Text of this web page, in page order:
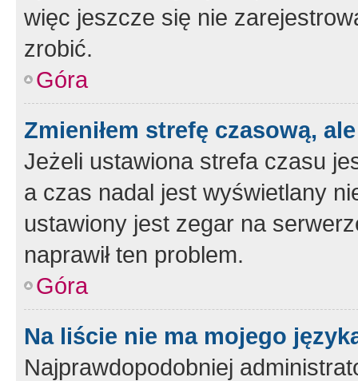
więc jeszcze się nie
zrobić.
Góra
Zmieniłem strefę czasową,
Jeżeli ustawiona strefa czasu
a czas nadal jest wyświetlany
ustawiony jest zegar na
naprawił ten problem.
Góra
Na liście nie ma mojego
Najprawdopodobniej